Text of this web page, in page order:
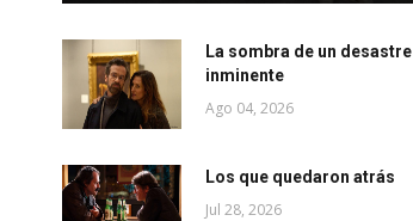
La sombra de un desastre
inminente
Ago 04, 2026
Los que quedaron atrás
Jul 28, 2026